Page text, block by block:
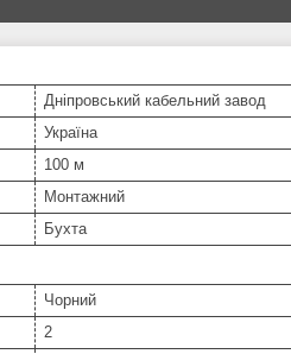
Дніпровський кабельний завод
Україна
100 м
Монтажний
Бухта
Чорний
2